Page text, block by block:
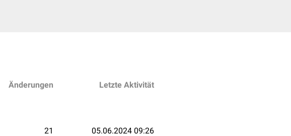
Änderungen Letzte Aktivität
21 05.06.2024 09:26